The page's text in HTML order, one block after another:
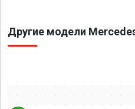
Другие модели